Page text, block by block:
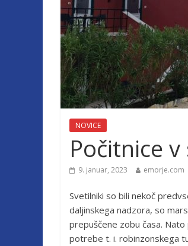
NOVICE
Počitnice
9. januar, 2023 emorje.com
Svetilniki so bili nekoč
daljinskega nadzora, so
prepuščene zobu časa.
potrebe t. i. robinzonskega